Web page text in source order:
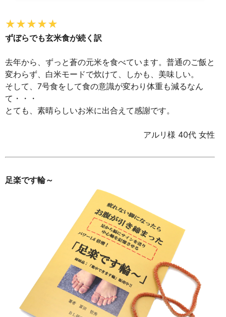
ずぼらでも玄米食が続く訳
去年から、ずっと蒼の元米を食べています。普通のご飯と
変わらず、白米モードで炊けて、しかも、美味しい。
そして、7号食をして食の意識が変わり体重も減るなん
て・・・
とても、素晴らしいお米に出合えて感謝です。
アルリ様 40代 女性
足楽です輪～